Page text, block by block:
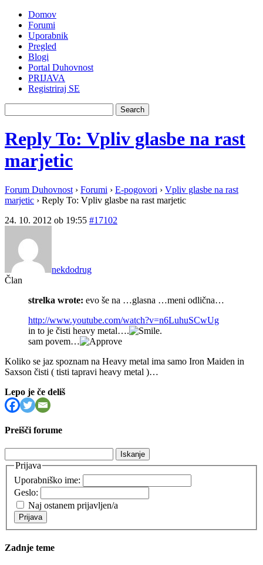
Domov
Forumi
Uporabnik
Pregled
Blogi
Portal Duhovnost
PRIJAVA
Registriraj SE
Reply To: Vpliv glasbe na rast
marjetic
Forum Duhovnost › Forumi › E-pogovori › Vpliv glasbe na rast
marjetic › Reply To: Vpliv glasbe na rast marjetic
24. 10. 2012 ob 19:55 #17102
nekdodrug
Član
strelka wrote: evo še na …glasna …meni odlična…
http://www.youtube.com/watch?v=n6LuhuSCwUg
in to je čisti heavy metal….
.
sam povem…
Koliko se jaz spoznam na Heavy metal ima samo Iron Maiden in
Saxson čisti ( tisti tapravi heavy metal )…
Lepo je če deliš
Preišči forume
Prijava
Uporabniško ime:
Geslo:
Naj ostanem prijavljen/a
Prijava
Zadnje teme